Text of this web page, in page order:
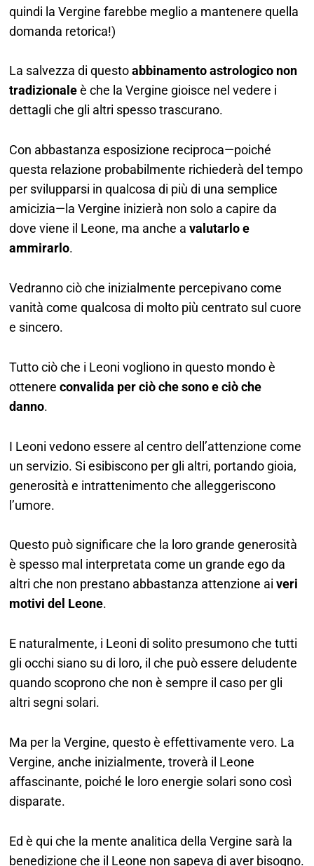
quindi la Vergine farebbe meglio a mantenere quella
domanda retorica!)
La salvezza di questoabbinamento astrologico non
tradizionaleè che la Vergine gioisce nel vedere i
dettagli che gli altri spesso trascurano.
Con abbastanza esposizione reciproca—poiché
questa relazione probabilmente richiederà del tempo
per svilupparsi in qualcosa di più di una semplice
amicizia—la Vergine inizierà non solo a capire da
dove viene il Leone, ma anche avalutarlo e
ammirarlo.
Vedranno ciò che inizialmente percepivano come
vanità come qualcosa di molto più centrato sul cuore
e sincero.
Tutto ciò che i Leoni vogliono in questo mondo è
ottenereconvalida per ciò che sono e ciò che
danno.
I Leoni vedono essere al centro dell’attenzione come
un servizio. Si esibiscono per gli altri, portando gioia,
generosità e intrattenimento che alleggeriscono
l’umore.
Questo può significare che la loro grande generosità
è spesso mal interpretata come un grande ego da
altri che non prestano abbastanza attenzione aiveri
motivi del Leone.
E naturalmente, i Leoni di solito presumono che tutti
gli occhi siano su di loro, il che può essere deludente
quando scoprono che non è sempre il caso per gli
altri segni solari.
Ma per la Vergine, questo è effettivamente vero. La
Vergine, anche inizialmente, troverà il Leone
affascinante, poiché le loro energie solari sono così
disparate.
Ed è qui che la mente analitica della Vergine sarà la
benedizione che il Leone non sapeva di aver bisogno.